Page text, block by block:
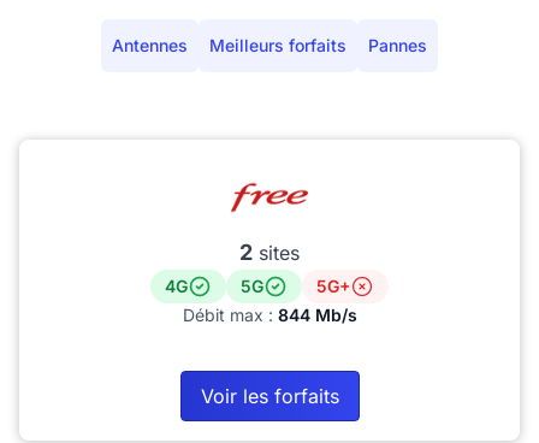
Antennes Meilleurs forfaits Pannes
2 sites
4G 5G
5G+
Débit max : 844 Mb/s
Voir les forfaits